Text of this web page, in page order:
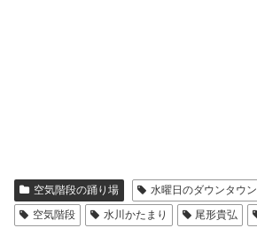
空気階段の踊り場 水曜日のダウンタウン
空気階段
水川かたまり 尾形貴弘